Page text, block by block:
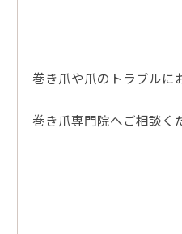
巻き爪や爪のトラブルに
巻き爪専門院へご相談く